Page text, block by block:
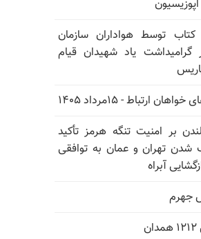
کتاب توسط هواداران سازمان
یاد شهیدان قیام
ارتباط - ۱۵مرداد ۱۴۰۵
بر امنیت تنگه هرمز تأکید
شدن تهران و عمان به توافقی
آبراه
جهرم